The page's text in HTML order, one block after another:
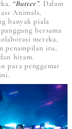
“Butter”. Dalam
Animals,
banyak piala
bersama
mereka,
penampilan itu,
hitam.
para penggemar